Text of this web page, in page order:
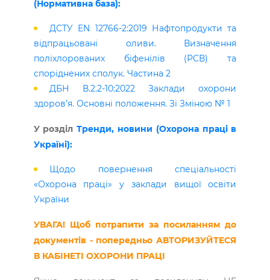
(Нормативна база):
ДСТУ EN 12766-2:2019 Нафтопродукти та
відпрацьовані оливи. Визначення
поліхлорованих біфенілів (РСВ) та
споріднених сполук. Частина 2
ДБН В.2.2-10:2022 Заклади охорони
здоров’я. Основні положення. Зі Зміною № 1
У розділ Тренди, новини (Охорона праці в
Україні):
Щодо повернення спеціальності
«Охорона праці» у заклади вищої освіти
України
УВАГА! Щоб потрапити за посиланням до
документів - попередньо АВТОРИЗУЙТЕСЯ
В КАБІНЕТІ ОХОРОНИ ПРАЦІ